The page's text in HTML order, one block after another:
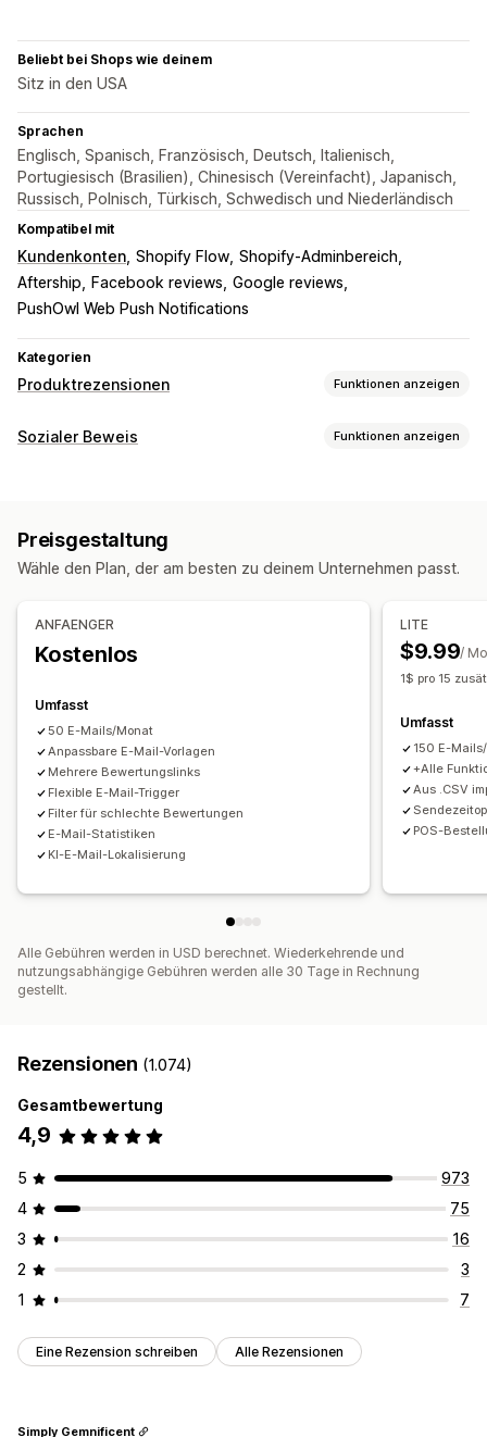
Beliebt bei Shops wie deinem
Sitz in den USA
Sprachen
Englisch, Spanisch, Französisch, Deutsch, Italienisch,
Portugiesisch (Brasilien), Chinesisch (Vereinfacht), Japanisch,
Russisch, Polnisch, Türkisch, Schwedisch und Niederländisch
Kompatibel mit
Kundenkonten Shopify Flow Shopify-Adminbereich
Aftership
Facebook reviews Google reviews
PushOwl Web Push Notifications
Kategorien
Produktrezensionen Funktionen anzeigen
Anzeigeoptionen
E-Mail-Anfragen
Push-Benachrichtigungen
Umfragen
QR-Codes
Automatisierungen
Sozialer Beweis Funktionen anzeigen
Anzeigeoptionen
Preisgestaltung
Wähle den Plan, der am besten zu deinem Unternehmen passt.
ANFAENGER
Kostenlos
Umfasst
50 E-Mails/Monat
Anpassbare E-Mail-Vorlagen
Mehrere Bewertungslinks
Flexible E-Mail-Trigger
Filter für schlechte Bewertungen
E-Mail-Statistiken
KI-E-Mail-Lokalisierung
LITE
$9.99/
1$ pro 15
Umfasst
150 E-
+Alle
Aus .CSV
POS-
Alle Gebühren werden in USD berechnet. Wiederkehrende und
nutzungsabhängige Gebühren werden alle 30 Tage in Rechnung
gestellt.
Rezensionen (1.074)
Gesamtbewertung
4,9
5
973
4
75
3
16
2
3
1
7
Eine Rezension schreiben Alle Rezensionen
Simply Gemnificent